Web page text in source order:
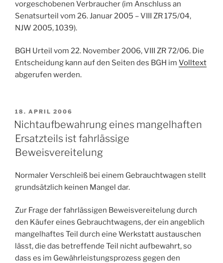
vorgeschobenen Verbraucher (im Anschluss an
Senatsurteil vom 26. Januar 2005 – VIII ZR 175/04,
NJW 2005, 1039).
BGH Urteil vom 22. November 2006, VIII ZR 72/06. Die
Entscheidung kann auf den Seiten des BGH im Volltext
abgerufen werden.
VERÖFFENTLICHT
AM
18. APRIL 2006
Nichtaufbewahrung eines mangelhaften
Ersatzteils ist fahrlässige
Beweisvereitelung
Normaler Verschleiß bei einem Gebrauchtwagen stellt
grundsätzlich keinen Mangel dar.
Zur Frage der fahrlässigen Beweisvereitelung durch
den Käufer eines Gebrauchtwagens, der ein angeblich
mangelhaftes Teil durch eine Werkstatt austauschen
lässt, die das betreffende Teil nicht aufbewahrt, so
dass es im Gewährleistungsprozess gegen den